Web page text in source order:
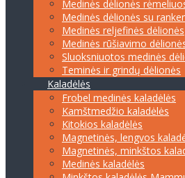
Medinės dėlionės
Medinės dėlionės su
Medinės reljefinės dėlionės
Medinės rūšiavimo
Sluoksniuotos medinės
Teminės ir grindų dėlionės
Kaladėlės
Frobel medinės kaladėlės
Kamštmedžio kaladėlės
Kitokios kaladėlės
Magnetinės, lengvos
Magnetinės, minkštos
Medinės kaladėlės